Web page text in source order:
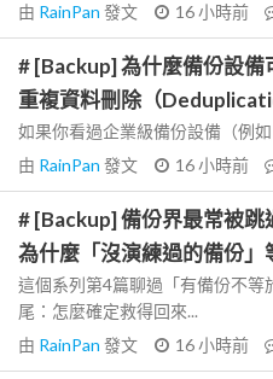
由 RainPan 發文 16 小時前
# [Backup] 為什麼備份設
重複資料刪除（
如果你看過企業級備份設備（例
由 RainPan 發文 16 小時前
# [Backup] 備份界最常被
為什麼「沒演練過的備份」
這個系列第4篇聊過「有備份不
尾：怎麼確定救得回來...
由 RainPan 發文 16 小時前